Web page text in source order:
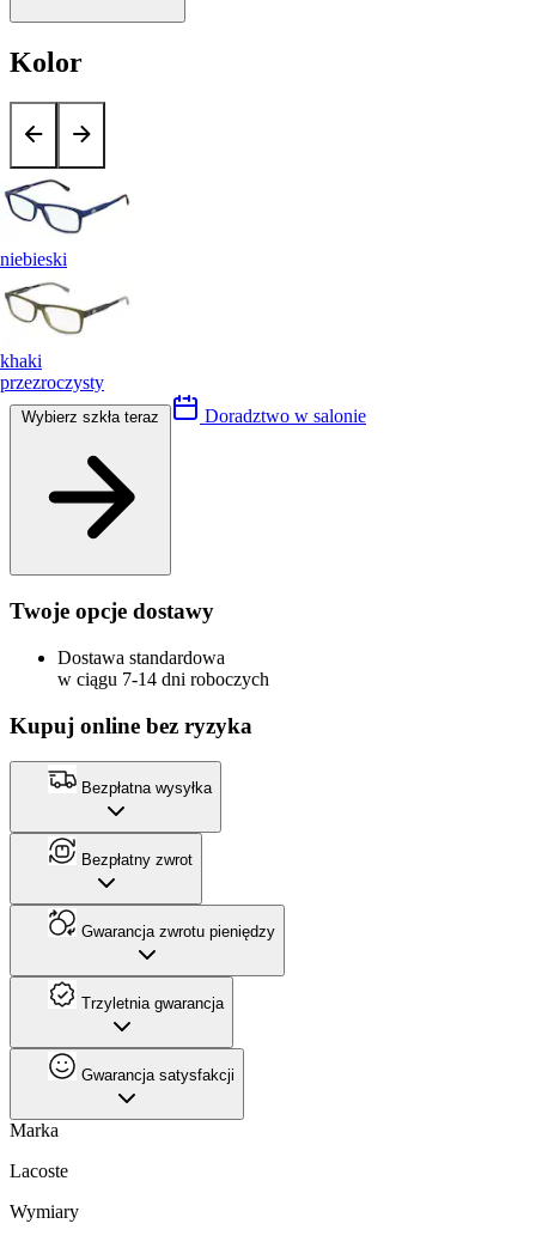
Kolor
niebieski
khaki
przezroczysty
Doradztwo w salonie
Twoje opcje dostawy
Dostawa standardowa
w ciągu 7-14 dni roboczych
Kupuj online bez ryzyka
Bezpłatna wysyłka
Bezpłatny zwrot
Gwarancja zwrotu pieniędzy
Trzyletnia gwarancja
Gwarancja satysfakcji
Marka
Lacoste
Wymiary